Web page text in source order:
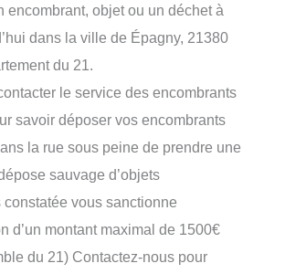
encombrant, objet ou un déchet à
dans la ville de Épagny, 21380
du 21.
le service des encombrants
savoir déposer vos encombrants
la rue sous peine de prendre une
sauvage d’objets
constatée vous sanctionne
d’un montant maximal de 1500€
du 21) Contactez-nous pour